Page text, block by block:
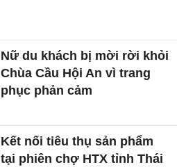
Nữ du khách bị mời rời khỏi
Chùa Cầu Hội An vì trang
phục phản cảm
Kết nối tiêu thụ sản phẩm
tại phiên chợ HTX tỉnh Thái